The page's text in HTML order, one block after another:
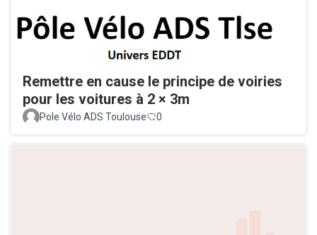
Remettre en cause le principe de voiries
pour les voitures à 2 × 3m
Pole Vélo ADS Toulouse 0